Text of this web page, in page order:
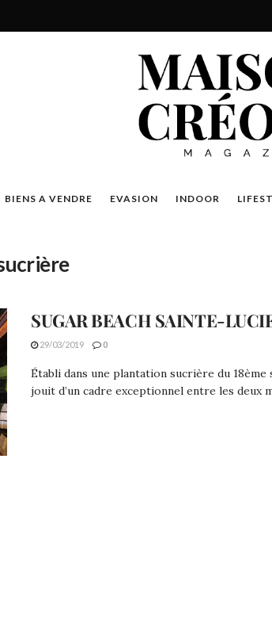
BIENS A VENDRE EVASION INDOOR
SUGAR BEACH SAINTE-
29/03/2019 0
Établi dans une plantation sucrière du 18ème
jouit d’un cadre exceptionnel entre les deux